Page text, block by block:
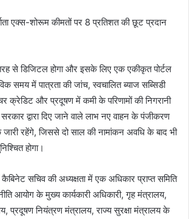
एक्स-शोरूम कीमतों पर 8 प्रतिशत की छूट प्रदान
से डिजिटल होगा और इसके लिए एक एकीकृत पोर्टल
समय में पात्रता की जांच, स्वचालित ब्याज सब्सिडी
क्रेडिट और प्रदूषण में कमी के परिणामों की निगरानी
द्वारा दिए जाने वाले लाभ नए वाहन के पंजीकरण
जारी रहेंगे, जिससे दो साल की नामांकन अवधि के बाद भी
होगा।
सचिव की अध्यक्षता में एक अधिकार प्राप्त समिति
आयोग के मुख्य कार्यकारी अधिकारी, गृह मंत्रालय,
प्रदूषण नियंत्रण मंत्रालय, राज्य सुरक्षा मंत्रालय के